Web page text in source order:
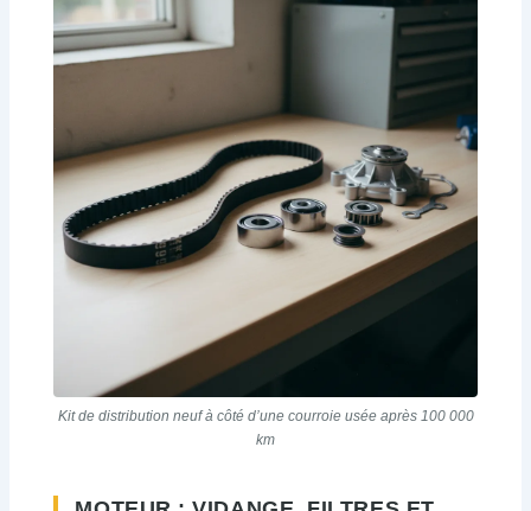
Kit de distribution neuf à côté d’une courroie usée après 100 000
km